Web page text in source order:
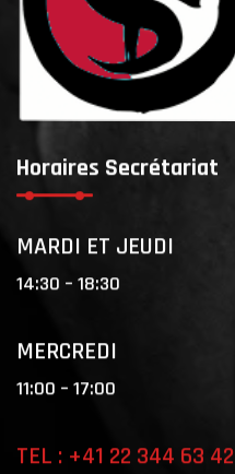
Horaires Secrétariat
MARDI ET JEUDI
14:30 – 18:30
MERCREDI
11:00 – 17:00
TEL : +41 22 344 63 42